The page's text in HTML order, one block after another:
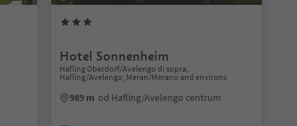
Hotel Sonnenheim
Hafling Oberdorf/Avelengo di sopra,
Hafling/Avelengo, Meran/Merano and environs
989 m od Hafling/Avelengo centrum